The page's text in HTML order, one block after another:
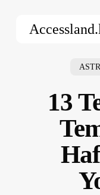
13